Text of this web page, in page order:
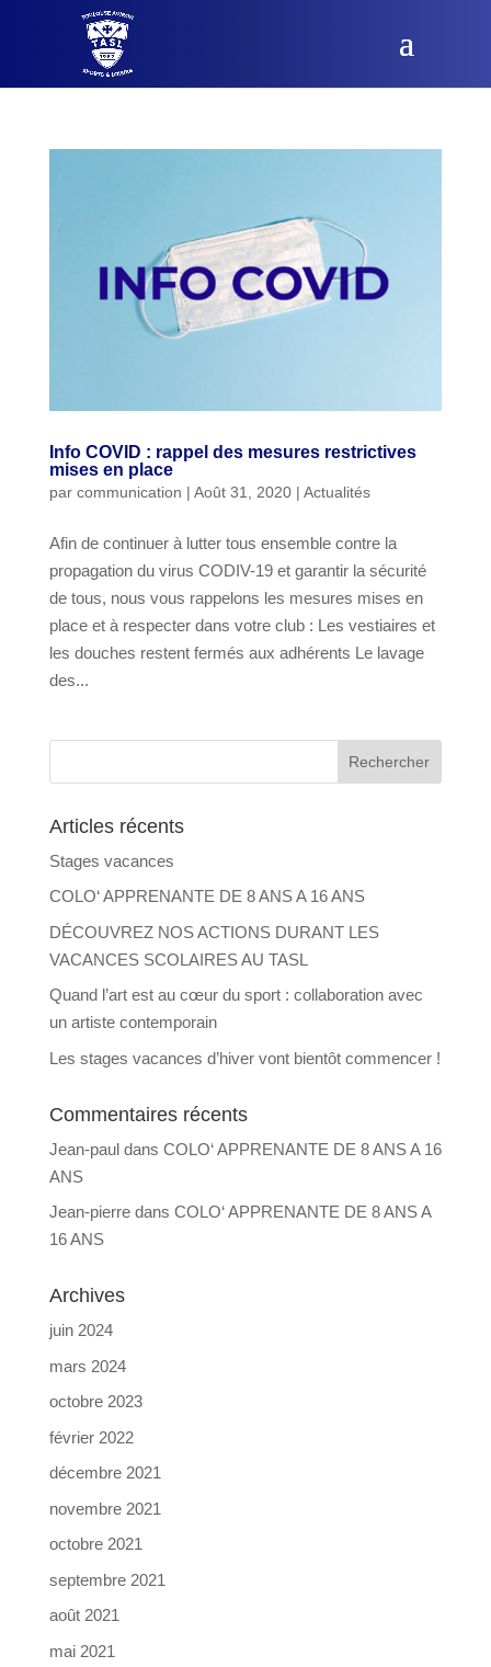
Info COVID : rappel des mesures restrictives
mises en place
par communication | Août 31, 2020| Actualités
Afin de continuer à lutter tous ensemble contre la
propagation du virus CODIV-19 et garantir la sécurité
de tous, nous vous rappelons les mesures mises en
place et à respecter dans votre club : Les vestiaires et
les douches restent fermés aux adhérents Le lavage
des...
Articles récents
Stages vacances
COLO‘ APPRENANTE DE 8 ANS A 16 ANS
DÉCOUVREZ NOS ACTIONS DURANT LES
VACANCES SCOLAIRES AU TASL
Quand l’art est au cœur du sport : collaboration avec
un artiste contemporain
Les stages vacances d’hiver vont bientôt commencer !
Commentaires récents
Jean-pauldans COLO‘ APPRENANTE DE 8 ANS A 16
ANS
Jean-pierredans COLO‘ APPRENANTE DE 8 ANS A
16 ANS
Archives
juin 2024
mars 2024
octobre 2023
février 2022
décembre 2021
novembre 2021
octobre 2021
septembre 2021
août 2021
mai 2021